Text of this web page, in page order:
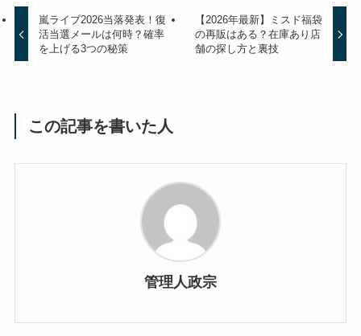
嵐ライブ2026当落発表！復
活当選メールは何時？確率
を上げる3つの秘策
【2026年最新】ミスド福袋
の再販はある？在庫あり店
舗の探し方と裏技
この記事を書いた人
管理人政宗